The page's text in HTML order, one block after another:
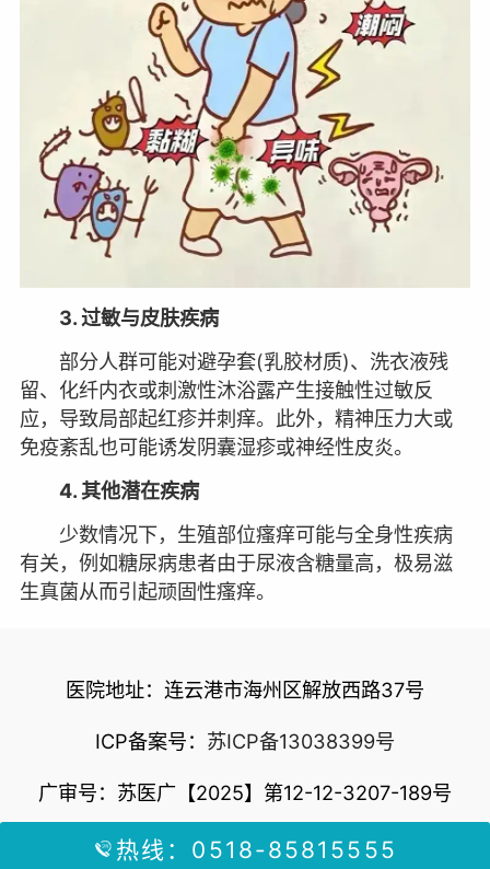
3. 过敏与皮肤疾病
部分人群可能对避孕套(乳胶材质)、洗衣液残
留、化纤内衣或刺激性沐浴露产生接触性过敏反
应，导致局部起红疹并刺痒。此外，精神压力大或
免疫紊乱也可能诱发阴囊湿疹或神经性皮炎。
4. 其他潜在疾病
少数情况下，生殖部位瘙痒可能与全身性疾病
有关，例如糖尿病患者由于尿液含糖量高，极易滋
生真菌从而引起顽固性瘙痒。
医院地址：连云港市海州区解放西路37号
ICP备案号： 苏ICP备13038399号
广审号：苏医广【2025】第12-12-3207-189号
热线：0518-85815555